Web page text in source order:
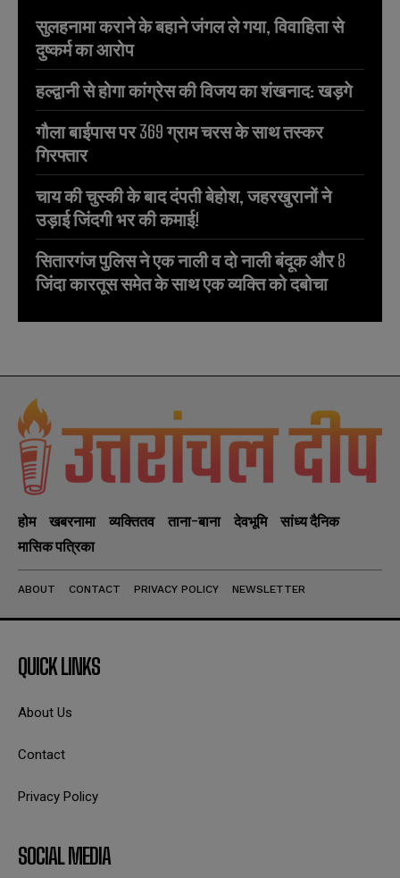
सुलहनामा कराने के बहाने जंगल ले गया, विवाहिता से
दुष्कर्म का आरोप
हल्द्वानी से होगा कांग्रेस की विजय का शंखनाद: खड़गे
गौला बाईपास पर 369 ग्राम चरस के साथ तस्कर
गिरफ्तार
चाय की चुस्की के बाद दंपती बेहोश, जहरखुरानों ने
उड़ाई जिंदगी भर की कमाई!
सितारगंज पुलिस ने एक नाली व दो नाली बंदूक और 8
जिंदा कारतूस समेत के साथ एक व्यक्ति को दबोचा
होम खबरनामा व्यक्तितव ताना-बाना देवभूमि
सांध्य दैनिक
मासिक पत्रिका
ABOUT CONTACT PRIVACY POLICY NEWSLETTER
QUICK LINKS
About Us
Contact
Privacy Policy
SOCIAL MEDIA